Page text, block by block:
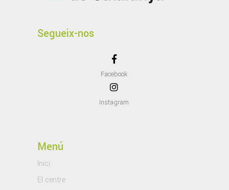
Segueix-nos
Facebook
Instagram
Menú
Inici
El centre